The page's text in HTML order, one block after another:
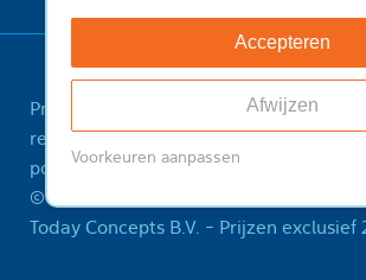
Accepteren
Afwijzen
Voorkeuren aanpassen
Privacy Voorwaarden
registry
Feedback Sitemap
policy
Misbruik melden
© 2001-2026 InternetToday, is een handelsnaam van
Today Concepts B.V. - Prijzen